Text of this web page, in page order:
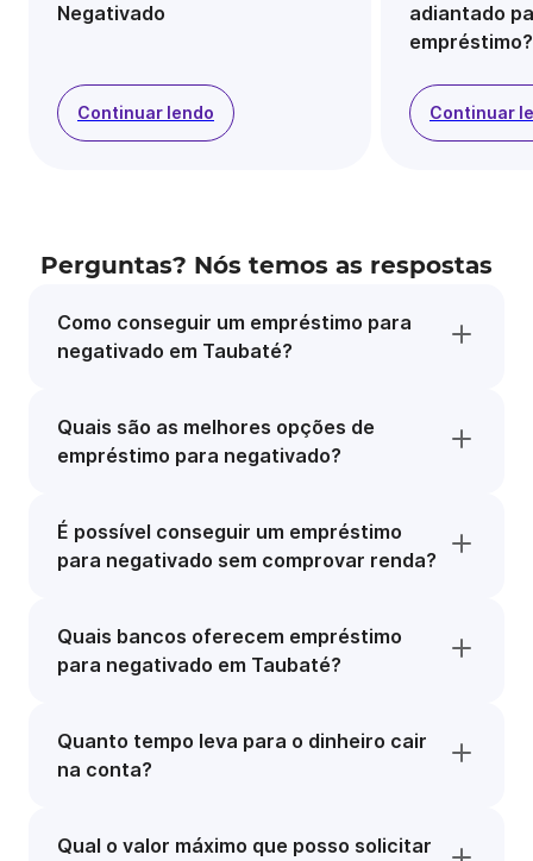
Negativado
Continuar lendo
adiantado
empréstimo?
Continuar
Perguntas? Nós temos as respostas
Como conseguir um empréstimo para
negativado em Taubaté?
Quais são as melhores opções de
empréstimo para negativado?
É possível conseguir um empréstimo
para negativado sem comprovar renda?
Quais bancos oferecem empréstimo
para negativado em Taubaté?
Quanto tempo leva para o dinheiro cair
na conta?
Qual o valor máximo que posso solicitar